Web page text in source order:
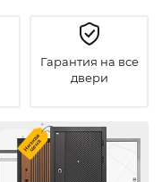
Гарантия на все
двери